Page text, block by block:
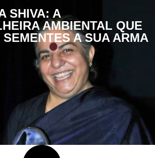
SHIVA: A
AMBIENTAL QUE
A SUA ARMA